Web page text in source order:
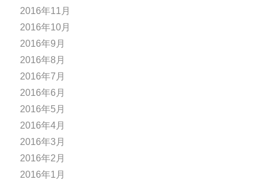
2016年11月
2016年10月
2016年9月
2016年8月
2016年7月
2016年6月
2016年5月
2016年4月
2016年3月
2016年2月
2016年1月